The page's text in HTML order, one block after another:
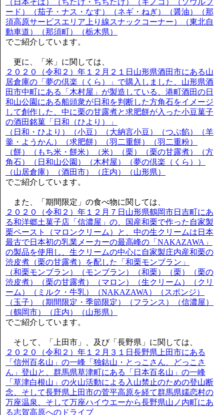
ード）（茄子・ナス・なす）（ネギ・ねぎ）（醤油）（那
須高原サービスエリア上り線スナックコーナー）（東北自
動車道）（那須町）（栃木県）
でご紹介しています。
更に、「米」に関しては、
２０２０（令和２）年１２月２１日山形県酒田市にある山
居倉庫の「夢の倶楽（くら）」で購入しました、山形県酒
田市中町にある「木村屋」が製造している、港町酒田の日
和山公園にある船頭衆が日和を判断した方角石をイメージ
して創作した、中に栗の甘露煮と求肥餅が入った小豆菓子
の酒田銘菓「日和（ひより）」
（日和・ひより）（小豆）（大納言小豆）（つぶ餡）（羊
羹・ようかん）（求肥餅）（羽二重餅）（羽二重粉）
（餅）（もち米・餅米）（米）（栗）（栗の甘露煮）（方
角石）（日和山公園）（木村屋）（夢の倶楽（くら））
（山居倉庫）（酒田市）（庄内）（山形県）
でご紹介しています。
また、「期間限定」の食べ物に関しては、
２０２０（令和２）年１２月７日山形県鶴岡市日吉町にあ
る和洋郷土菓子店「信濃屋」の、国産和栗で作った自家製
栗ペースト（マロンクリーム）と、中の生クリームは日本
最古で日本初の乳業メーカーの最高峰の「NAKAZAWA」
の製品を使用し、生クリームの中心に自家製庄内産和栗の
渋皮煮（栗の甘露煮）を配した「和栗モンブラン」
（和栗モンブラン）（モンブラン）（和栗）（栗）（栗の
渋皮煮）（栗の甘露煮）（マロン）（生クリーム）（クリ
ーム）（ミルク・牛乳）（NAKAZAWA）（スポンジ）
（玉子）（期間限定・季節限定）（フランス）（信濃屋）
（鶴岡市）（庄内）（山形県）
でご紹介しています。
そして、「上田市」、及び「長野県」に関しては、
２０２０（令和２）年１２月３１日長野県上田市にある
「信州百名山」の一峰「独鈷山・とっこさん、どっこさ
ん」登山と、群馬県草津町にある「日本百名山」の一峰
「草津白根山」の火山活動による入山禁止のための登山断
念、そして長野県上田市の菅平高原を経て群馬県嬬恋村の
万座温泉、そして万座ハイウエーから長野県山ノ内町にあ
る志賀高原へのドライブ